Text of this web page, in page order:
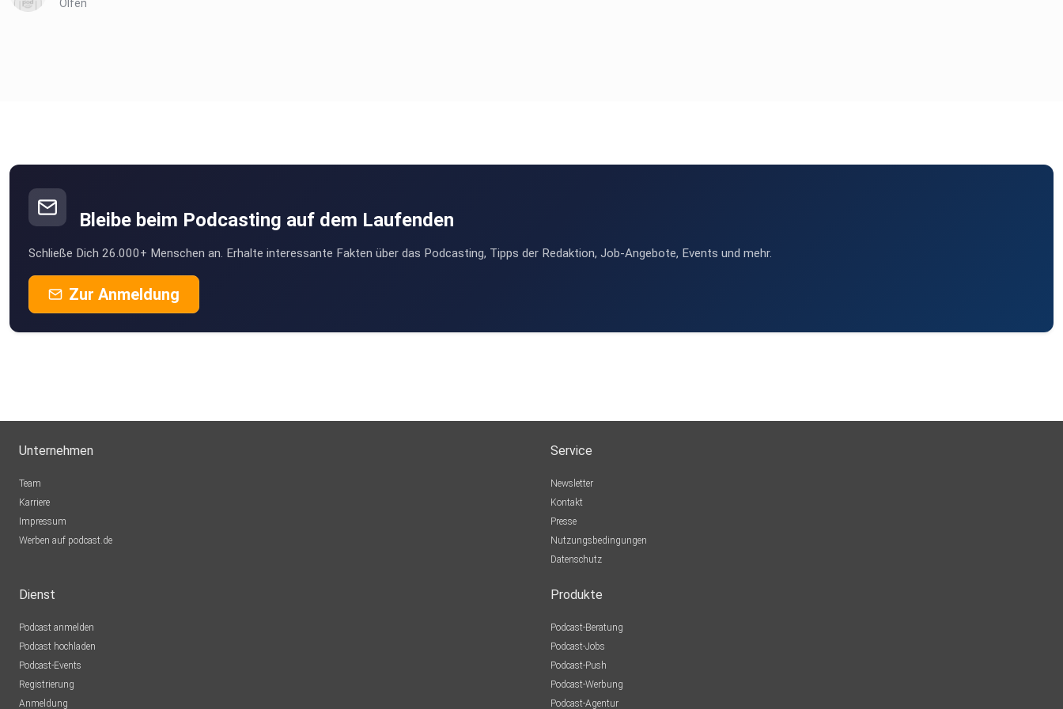
Olfen
Bleibe beim Podcasting auf dem Laufenden
Schließe Dich 26.000+ Menschen an. Erhalte interessante Fakten über das Podcasting, Tipps der Redaktion, Job-Angebote, Events und mehr.
Zur Anmeldung
Unternehmen
Team
Karriere
Impressum
Werben auf podcast.de
Service
Newsletter
Kontakt
Presse
Nutzungsbedingungen
Datenschutz
Dienst
Podcast anmelden
Podcast hochladen
Podcast-Events
Registrierung
Anmeldung
Produkte
Podcast-Beratung
Podcast-Jobs
Podcast-Push
Podcast-Werbung
Podcast-Agentur